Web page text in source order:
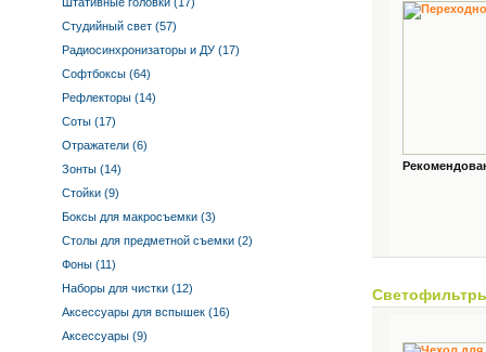
Студийный свет (57)
Радиосинхронизаторы и ДУ (17)
Софтбоксы (64)
Рефлекторы (14)
Соты (17)
Отражатели (6)
Зонты (14)
Стойки (9)
Боксы для макросъемки (3)
Столы для предметной съемки (2)
Фоны (11)
Наборы для чистки (12)
Аксессуары для вспышек (16)
Аксессуары (9)